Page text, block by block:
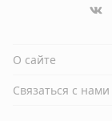
О сайте
Связаться с нами